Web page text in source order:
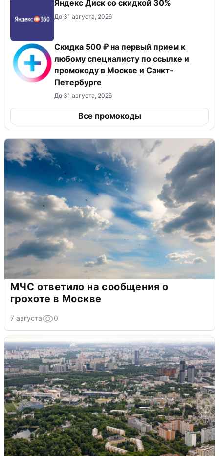
Яндекс Диск со скидкой 30%
До 31 августа, 2026
Скидка 500 ₽ на первый прием к
любому специалисту по ссылке и
промокоду в Москве и Санкт-
Петербурге
До 31 августа, 2026
Все промокоды
МЧС ответило на сообщения о
грохоте в Москве
7 августа 0